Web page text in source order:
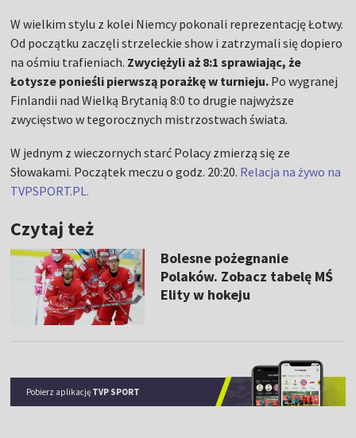
W wielkim stylu z kolei Niemcy pokonali reprezentację Łotwy.
Od początku zaczęli strzeleckie show i zatrzymali się dopiero
na ośmiu trafieniach. Zwyciężyli aż 8:1 sprawiając, że
Łotysze ponieśli pierwszą porażkę w turnieju. Po wygranej
Finlandii nad Wielką Brytanią 8:0 to drugie najwyższe
zwycięstwo w tegorocznych mistrzostwach świata.
W jednym z wieczornych starć Polacy zmierzą się ze
Słowakami. Początek meczu o godz. 20:20. Relacja na żywo na
TVPSPORT.PL.
Czytaj też
Bolesne pożegnanie
Polaków. Zobacz tabelę MŚ
Elity w hokeju
Pobierz aplikację TVP SPORT